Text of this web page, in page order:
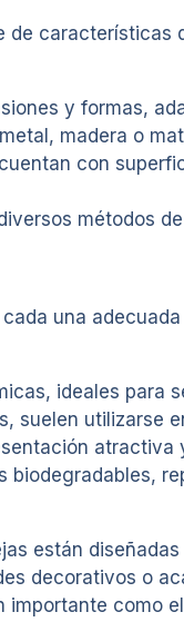
de
y formas,
madera o
con
métodos
una
ideales para
suelen utilizarse
biodegradables,
están
decorativos o
como